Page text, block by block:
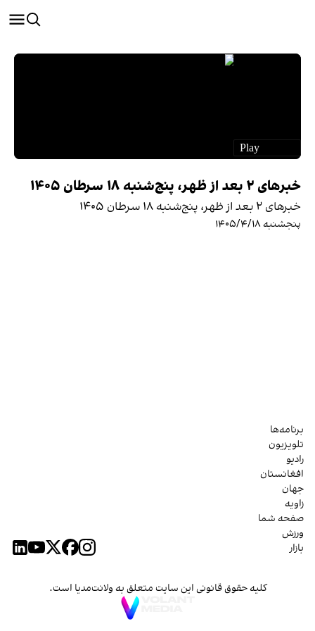
خبرهای ۲ بعد از ظهر، پنج‌شنبه ۱۸ سرطان ۱۴۰۵
خبرهای ۲ بعد از ظهر، پنج‌شنبه ۱۸ سرطان ۱۴۰۵
پنجشنبه ۱۴۰۵/۴/۱۸
برنامه‌ها
تلویزیون
رادیو
افغانستان
جهان
زاویه
صفحه شما
ورزش
بازار
کلیه حقوق قانونی این سایت متعلق به ولانت‌مدیا است.